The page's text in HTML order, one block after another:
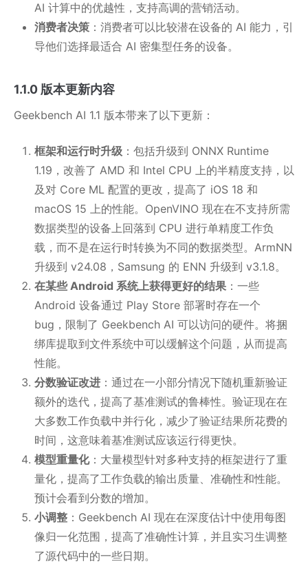
AI 计算中的优越性，支持高调的营销活动。
消费者决策 ：消费者可以比较潜在设备的 AI 能力，引
导他们选择最适合 AI 密集型任务的设备。
1.1.0 版本更新内容
Geekbench AI 1.1 版本带来了以下更新：
框架和运行时升级 ：包括升级到 ONNX Runtime
1.19，改善了 AMD 和 Intel CPU 上的半精度支持，以
及对 Core ML 配置的更改，提高了 iOS 18 和
macOS 15 上的性能。OpenVINO 现在在不支持所需
数据类型的设备上回落到 CPU 进行单精度工作负
载，而不是在运行时转换为不同的数据类型。ArmNN
升级到 v24.08，Samsung 的 ENN 升级到 v3.1.8。
在某些 Android 系统上获得更好的结果 ：一些
Android 设备通过 Play Store 部署时存在一个
bug，限制了 Geekbench AI 可以访问的硬件。将捆
绑库提取到文件系统中可以缓解这个问题，从而提高
性能。
分数验证改进 ：通过在一小部分情况下随机重新验证
额外的迭代，提高了基准测试的鲁棒性。验证现在在
大多数工作负载中并行化，减少了验证结果所花费的
时间，这意味着基准测试应该运行得更快。
模型重量化：大量模型针对多种支持的框架进行了重
量化，提高了工作负载的输出质量、准确性和性能。
预计会看到分数的增加。
小调整 ：Geekbench AI 现在在深度估计中使用每图
像归一化范围，提高了准确性计算，并且实习生调整
了源代码中的一些日期。